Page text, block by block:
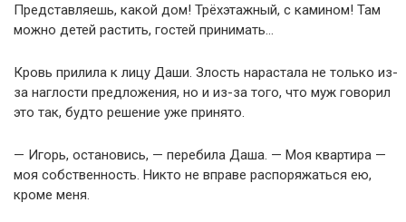
Представляешь, какой дом! Трёхэтажный, с камином! Там
можно детей растить, гостей принимать…
Кровь прилила к лицу Даши. Злость нарастала не только из-
за наглости предложения, но и из-за того, что муж говорил
это так, будто решение уже принято.
— Игорь, остановись, — перебила Даша. — Моя квартира —
моя собственность. Никто не вправе распоряжаться ею,
кроме меня.